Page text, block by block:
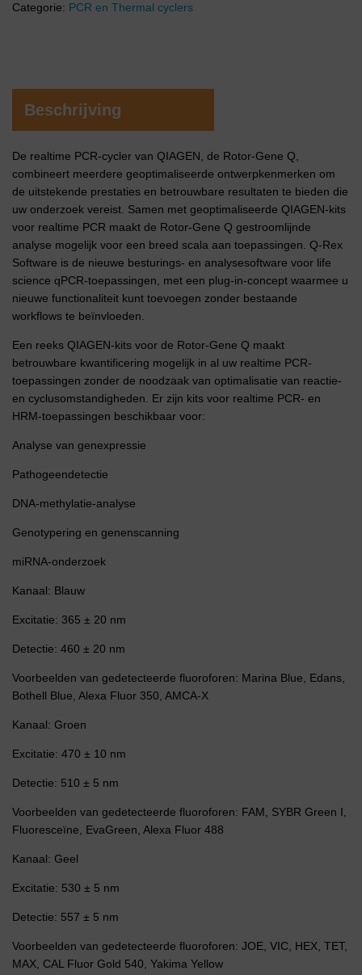
Categorie: PCR en Thermal cyclers
Beschrijving
De realtime PCR-cycler van QIAGEN, de Rotor-Gene Q,
combineert meerdere geoptimaliseerde ontwerpkenmerken om
de uitstekende prestaties en betrouwbare resultaten te bieden die
uw onderzoek vereist. Samen met geoptimaliseerde QIAGEN-kits
voor realtime PCR maakt de Rotor-Gene Q gestroomlijnde
analyse mogelijk voor een breed scala aan toepassingen. Q-Rex
Software is de nieuwe besturings- en analysesoftware voor life
science qPCR-toepassingen, met een plug-in-concept waarmee u
nieuwe functionaliteit kunt toevoegen zonder bestaande
workflows te beïnvloeden.
Een reeks QIAGEN-kits voor de Rotor-Gene Q maakt
betrouwbare kwantificering mogelijk in al uw realtime PCR-
toepassingen zonder de noodzaak van optimalisatie van reactie-
en cyclusomstandigheden. Er zijn kits voor realtime PCR- en
HRM-toepassingen beschikbaar voor:
Analyse van genexpressie
Pathogeendetectie
DNA-methylatie-analyse
Genotypering en genenscanning
miRNA-onderzoek
Kanaal: Blauw
Excitatie: 365 ± 20 nm
Detectie: 460 ± 20 nm
Voorbeelden van gedetecteerde fluoroforen: Marina Blue, Edans,
Bothell Blue, Alexa Fluor 350, AMCA-X
Kanaal: Groen
Excitatie: 470 ± 10 nm
Detectie: 510 ± 5 nm
Voorbeelden van gedetecteerde fluoroforen: FAM, SYBR Green I,
Fluoresceïne, EvaGreen, Alexa Fluor 488
Kanaal: Geel
Excitatie: 530 ± 5 nm
Detectie: 557 ± 5 nm
Voorbeelden van gedetecteerde fluoroforen: JOE, VIC, HEX, TET,
MAX, CAL Fluor Gold 540, Yakima Yellow